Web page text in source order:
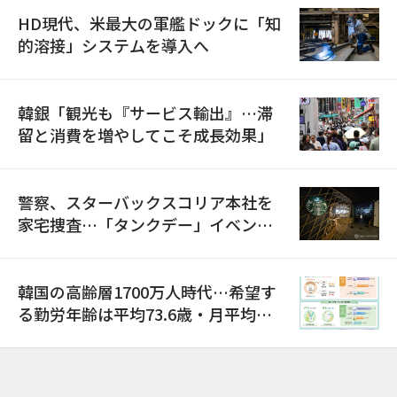
HD現代、米最大の軍艦ドックに「知
的溶接」システムを導入へ
韓銀「観光も『サービス輸出』…滞
留と消費を増やしてこそ成長効果」
警察、スターバックスコリア本社を
家宅捜査…「タンクデー」イベント
韓国の高齢層1700万人時代…希望す
る勤労年齢は平均73.6歳・月平均賃